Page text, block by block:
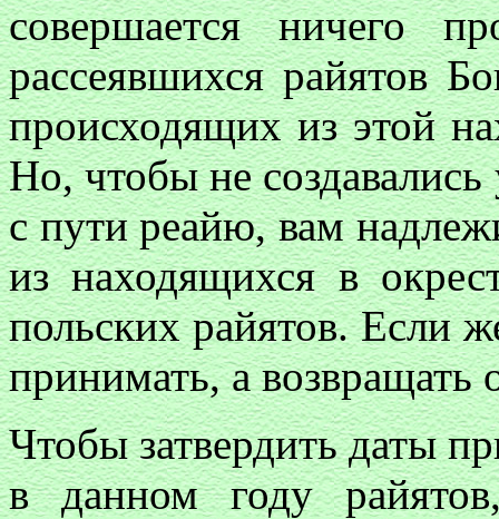
совершается ничего
рассеявшихся райятов
происходящих из этой
Но, чтобы не создавались
с пути реайю, вам
из находящихся в
польских райятов. Если
принимать, а возвращать
Чтобы затвердить даты
в данном году